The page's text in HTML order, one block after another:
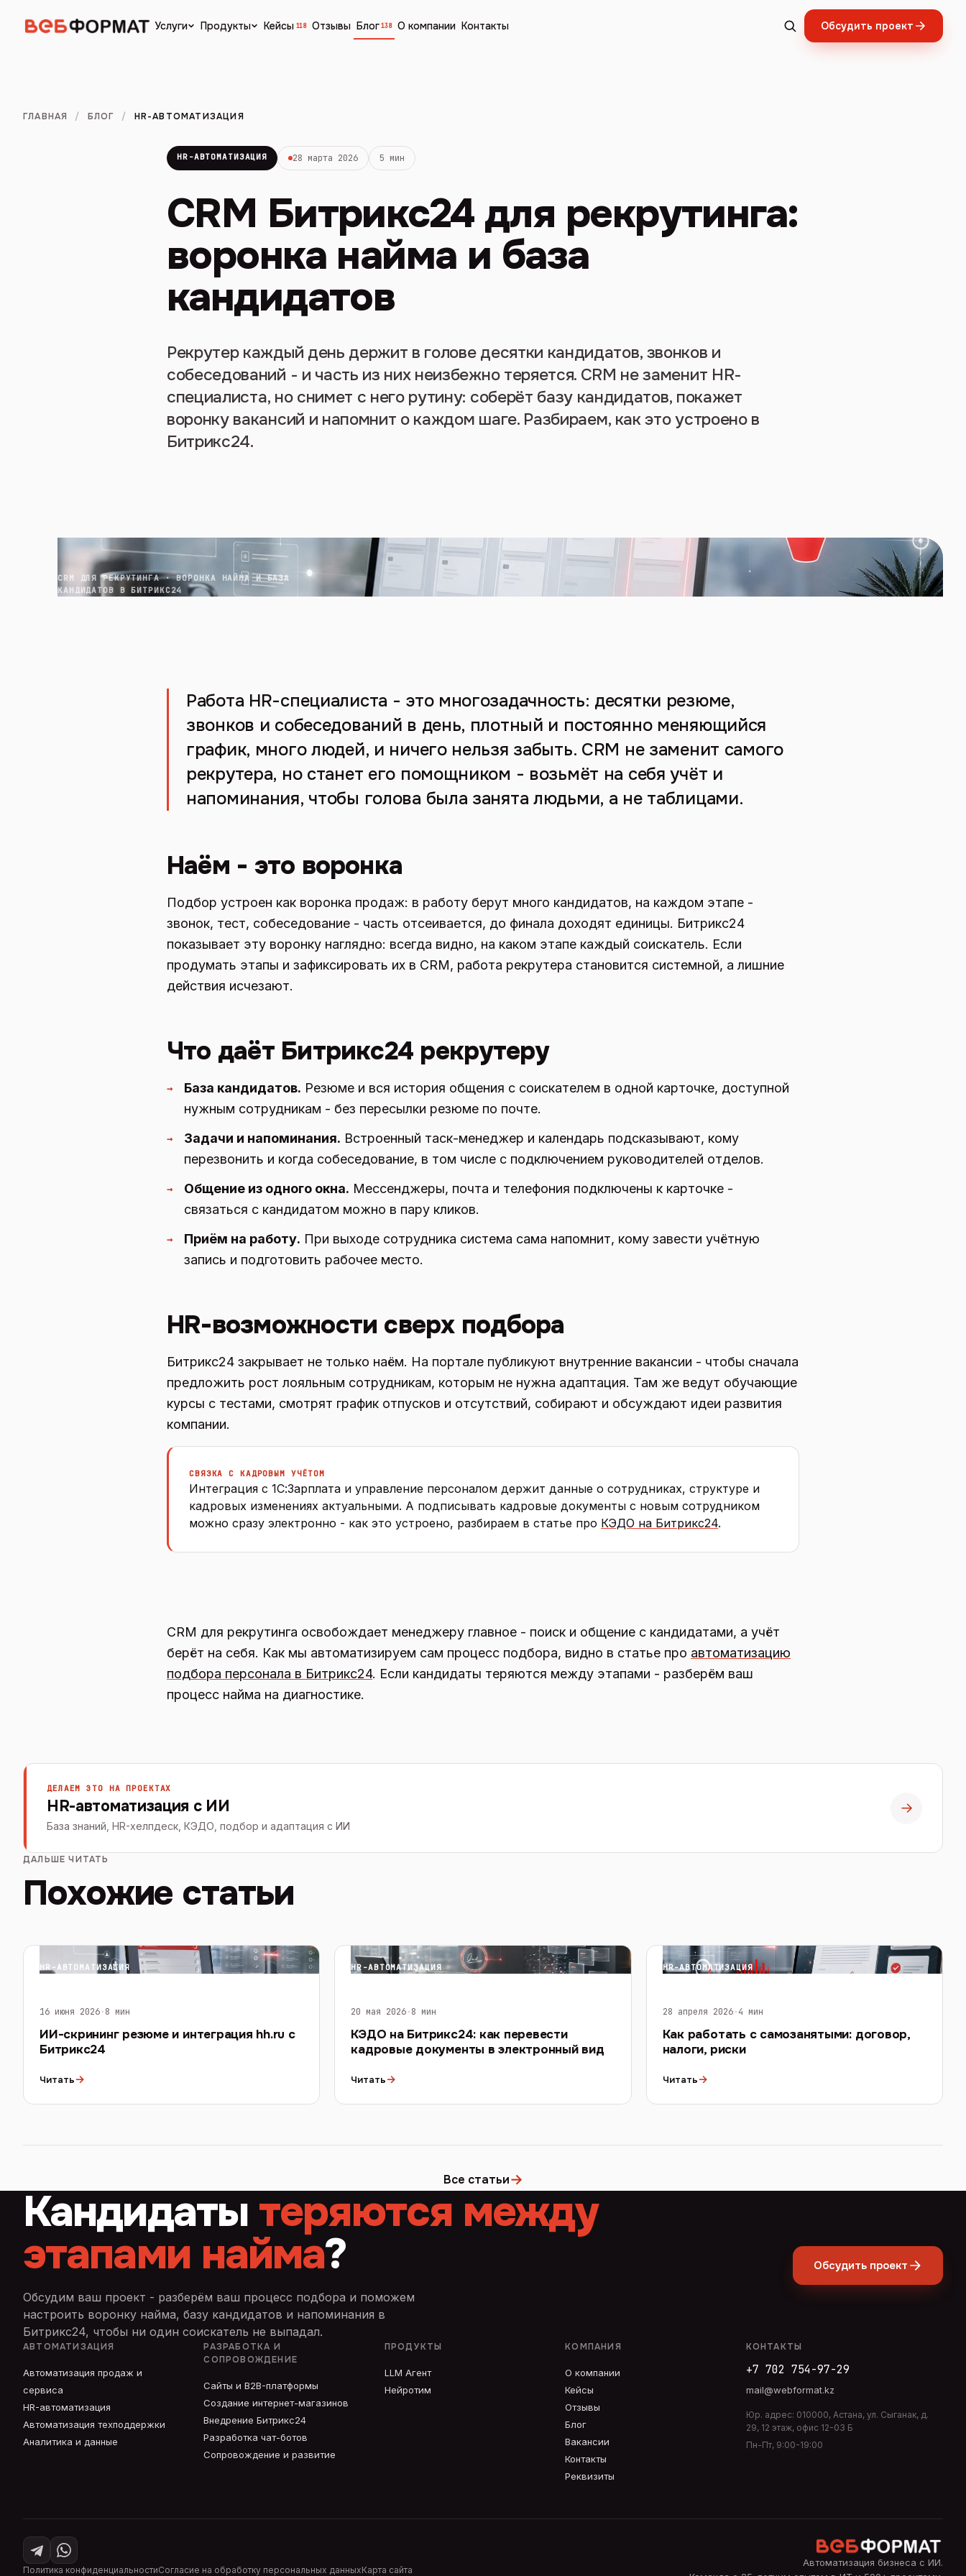
Услуги Продукты Кейсы 118 Отзывы Блог 138 О компании Контакты Обсудить проект
ГЛАВНАЯ / БЛОГ / HR-АВТОМАТИЗАЦИЯ
HR-АВТОМАТИЗАЦИЯ 28 марта 2026 5 мин
CRM Битрикс24 для рекрутинга:
воронка найма и база
кандидатов
Рекрутер каждый день держит в голове десятки кандидатов, звонков и
собеседований - и часть из них неизбежно теряется. CRM не заменит HR-
специалиста, но снимет с него рутину: соберёт базу кандидатов, покажет
воронку вакансий и напомнит о каждом шаге. Разбираем, как это устроено в
Битрикс24.
CRM ДЛЯ РЕКРУТИНГА · ВОРОНКА НАЙМА И БАЗА
КАНДИДАТОВ В БИТРИКС24
Работа HR-специалиста - это многозадачность: десятки резюме,
звонков и собеседований в день, плотный и постоянно меняющийся
график, много людей, и ничего нельзя забыть. CRM не заменит самого
рекрутера, но станет его помощником - возьмёт на себя учёт и
напоминания, чтобы голова была занята людьми, а не таблицами.
Наём - это воронка
Подбор устроен как воронка продаж: в работу берут много кандидатов, на каждом этапе -
звонок, тест, собеседование - часть отсеивается, до финала доходят единицы. Битрикс24
показывает эту воронку наглядно: всегда видно, на каком этапе каждый соискатель. Если
продумать этапы и зафиксировать их в CRM, работа рекрутера становится системной, а лишние
действия исчезают.
Что даёт Битрикс24 рекрутеру
→ База кандидатов. Резюме и вся история общения с соискателем в одной карточке, доступной
нужным сотрудникам - без пересылки резюме по почте.
→ Задачи и напоминания. Встроенный таск-менеджер и календарь подсказывают, кому
перезвонить и когда собеседование, в том числе с подключением руководителей отделов.
→ Общение из одного окна. Мессенджеры, почта и телефония подключены к карточке -
связаться с кандидатом можно в пару кликов.
→ Приём на работу. При выходе сотрудника система сама напомнит, кому завести учётную
запись и подготовить рабочее место.
HR-возможности сверх подбора
Битрикс24 закрывает не только наём. На портале публикуют внутренние вакансии - чтобы сначала
предложить рост лояльным сотрудникам, которым не нужна адаптация. Там же ведут обучающие
курсы с тестами, смотрят график отпусков и отсутствий, собирают и обсуждают идеи развития
компании.
СВЯЗКА С КАДРОВЫМ УЧЁТОМ
Интеграция с 1С:Зарплата и управление персоналом держит данные о сотрудниках, структуре и
кадровых изменениях актуальными. А подписывать кадровые документы с новым сотрудником
можно сразу электронно - как это устроено, разбираем в статье про КЭДО на Битрикс24.
CRM для рекрутинга освобождает менеджеру главное - поиск и общение с кандидатами, а учёт
берёт на себя. Как мы автоматизируем сам процесс подбора, видно в статье про автоматизацию
подбора персонала в Битрикс24. Если кандидаты теряются между этапами - разберём ваш
процесс найма на диагностике.
ДЕЛАЕМ ЭТО НА ПРОЕКТАХ
HR-автоматизация с ИИ
База знаний, HR-хелпдеск, КЭДО, подбор и адаптация с ИИ
→
ДАЛЬШЕ ЧИТАТЬ
Похожие статьи
HR-АВТОМАТИЗАЦИЯ
16 июня 2026·8 мин
ИИ-скрининг резюме и интеграция hh.ru с
Битрикс24
Читать→
HR-АВТОМАТИЗАЦИЯ
20 мая 2026·8 мин
КЭДО на Битрикс24: как перевести
кадровые документы в электронный вид
Читать→
HR-АВТОМАТИЗАЦИЯ
28 апреля 2026·4 мин
Как работать с самозанятыми: договор,
налоги, риски
Читать→
Все статьи→
Кандидаты теряются между
этапами найма?
Обсудим ваш проект - разберём ваш процесс подбора и поможем
настроить воронку найма, базу кандидатов и напоминания в
Битрикс24, чтобы ни один соискатель не выпадал.
Обсудить проект
АВТОМАТИЗАЦИЯ
Автоматизация продаж и
сервиса
HR-автоматизация
Автоматизация техподдержки
Аналитика и данные
РАЗРАБОТКА И
СОПРОВОЖДЕНИЕ
Сайты и B2B-платформы
Создание интернет-магазинов
Внедрение Битрикс24
Разработка чат-ботов
Сопровождение и развитие
ПРОДУКТЫ
LLM Агент
Нейротим
КОМПАНИЯ
О компании
Кейсы
Отзывы
Блог
Вакансии
Контакты
Реквизиты
КОНТАКТЫ
+7 702 754-97-29
mail@webformat.kz
Юр. адрес: 010000, Астана, ул. Сыганак, д.
29, 12 этаж, офис 12-03 Б
Пн-Пт, 9:00-19:00
Политика конфиденциальностиСогласие на обработку персональных данныхКарта сайта
Автоматизация бизнеса с ИИ.